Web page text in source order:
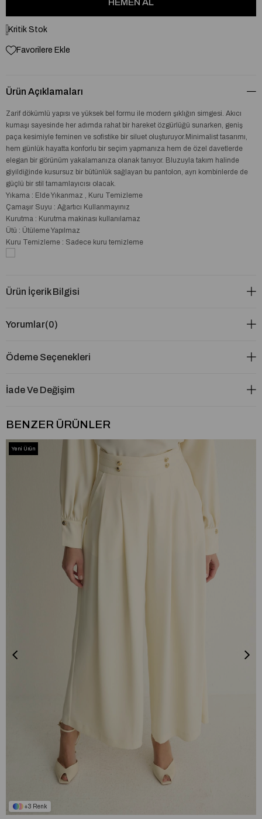
Kritik Stok
Favorilere Ekle
Ürün Açıklamaları
Zarif dökümlü yapısı ve yüksek bel formu ile modern şıklığın simgesi. Akıcı
kumaşı sayesinde her adımda rahat bir hareket özgürlüğü sunarken, geniş
paça kesimiyle feminen ve sofistike bir siluet oluşturuyor.Minimalist tasarımı,
hem günlük hayatta konforlu bir seçim yapmanıza hem de özel davetlerde
elegan bir görünüm yakalamanıza olanak tanıyor. Bluzuyla takım halinde
giyildiğinde kusursuz bir bütünlük sağlayan bu pantolon, ayrı kombinlerde de
güçlü bir stil tamamlayıcısı olacak.
Yıkama : Elde Yıkanmaz , Kuru Temizleme
Çamaşır Suyu : Ağartıcı Kullanmayınız
Kurutma : Kurutma makinası kullanılamaz
Ütü : Ütüleme Yapılmaz
Kuru Temizleme : Sadece kuru temizleme
Ürün İçerik Bilgisi
Yorumlar(0)
Ödeme Seçenekleri
İade Ve Değişim
BENZER ÜRÜNLER
3
Yeni Ürün